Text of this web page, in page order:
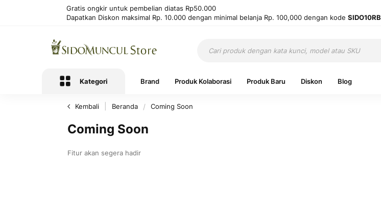
Gratis ongkir untuk pembelian diatas Rp50.000
Dapatkan Diskon maksimal Rp. 10.000 dengan minimal belanja Rp. 100,000 dengan kode SIDO10RB
Kategori Brand Produk Kolaborasi Produk Baru Diskon Blog
Kembali Beranda Coming Soon
Coming Soon
Fitur akan segera hadir